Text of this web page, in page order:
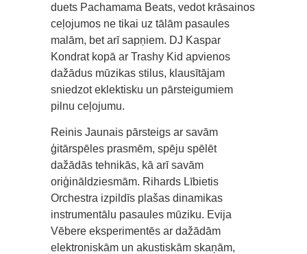
duets Pachamama Beats, vedot krāsainos
ceļojumos ne tikai uz tālām pasaules
malām, bet arī sapņiem. DJ Kaspar
Kondrat kopā ar Trashy Kid apvienos
dažādus mūzikas stilus, klausītājam
sniedzot eklektisku un pārsteigumiem
pilnu ceļojumu.
Reinis Jaunais pārsteigs ar savām
ģitārspēles prasmēm, spēju spēlēt
dažādās tehnikās, kā arī savām
oriģināldziesmām. Rihards Lībietis
Orchestra izpildīs plašas dinamikas
instrumentālu pasaules mūziku. Evija
Vēbere eksperimentēs ar dažādām
elektroniskām un akustiskām skaņām,